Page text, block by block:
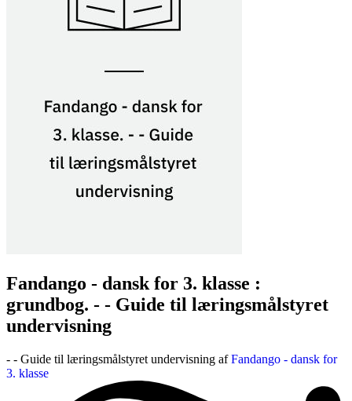
Fandango - dansk for 3. klasse :
grundbog. - - Guide til læringsmålstyret
undervisning
- - Guide til læringsmålstyret undervisning afFandango - dansk for
3. klasse